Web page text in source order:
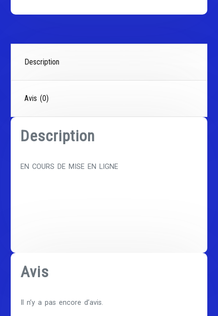
Description
Avis (0)
Description
EN COURS DE MISE EN LIGNE
Avis
Il n’y a pas encore d’avis.